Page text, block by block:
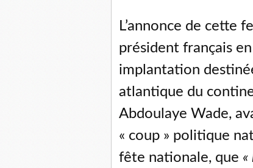
L’annonce de cette
président français
implantation
atlantique du
Abdoulaye Wade,
« coup » politique
fête nationale, que «